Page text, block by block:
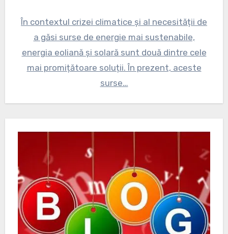
În contextul crizei climatice și al necesității de
a găsi surse de energie mai sustenabile,
energia eoliană și solară sunt două dintre cele
mai promițătoare soluții. În prezent, aceste
surse…